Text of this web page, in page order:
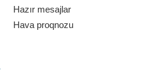
Hazır mesajlar
Hava proqnozu